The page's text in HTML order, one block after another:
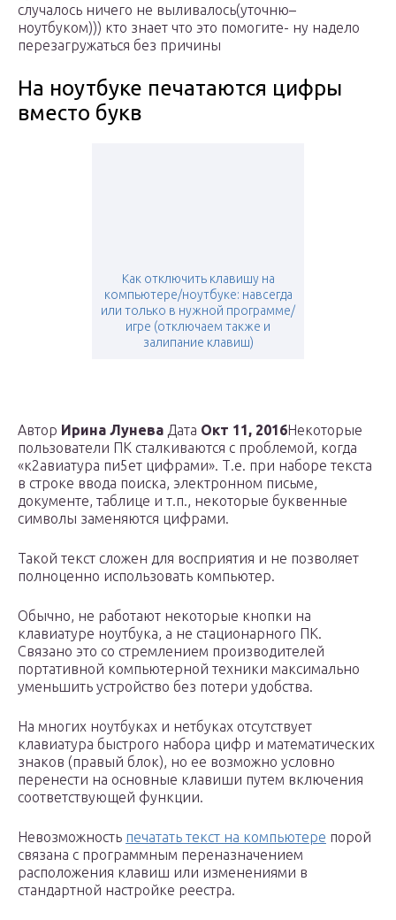
случалось ничего не выливалось(уточню–
ноутбуком))) кто знает что это помогите- ну надело
перезагружаться без причины
На ноутбуке печатаются цифры
вместо букв
Как отключить клавишу на
компьютере/ноутбуке: навсегда
или только в нужной программе/
игре (отключаем также и
залипание клавиш)
Автор Ирина Лунева Дата Окт 11, 2016Некоторые
пользователи ПК сталкиваются с проблемой, когда
«к2авиатура пи5ет цифрами». Т.е. при наборе текста
в строке ввода поиска, электронном письме,
документе, таблице и т.п., некоторые буквенные
символы заменяются цифрами.
Такой текст сложен для восприятия и не позволяет
полноценно использовать компьютер.
Обычно, не работают некоторые кнопки на
клавиатуре ноутбука, а не стационарного ПК.
Связано это со стремлением производителей
портативной компьютерной техники максимально
уменьшить устройство без потери удобства.
На многих ноутбуках и нетбуках отсутствует
клавиатура быстрого набора цифр и математических
знаков (правый блок), но ее возможно условно
перенести на основные клавиши путем включения
соответствующей функции.
Невозможность печатать текст на компьютере порой
связана с программным переназначением
расположения клавиш или изменениями в
стандартной настройке реестра.